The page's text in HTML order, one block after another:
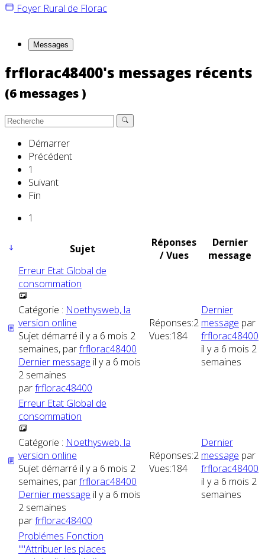
Foyer Rural de Florac
Messages
frflorac48400's messages récents
(6 messages )
Démarrer
Précédent
1
Suivant
Fin
1
Sujet
Réponses
/ Vues
Dernier
message
Erreur Etat Global de
consommation
Catégorie : Noethysweb, la
version online
Sujet démarré il y a 6 mois 2
semaines, parfrflorac48400
Dernier message il y a 6 mois
2 semaines
parfrflorac48400
Réponses:2
Vues:184
Dernier
message par
frflorac48400
il y a 6 mois 2
semaines
Erreur Etat Global de
consommation
Catégorie : Noethysweb, la
version online
Sujet démarré il y a 6 mois 2
semaines, parfrflorac48400
Dernier message il y a 6 mois
2 semaines
parfrflorac48400
Réponses:2
Vues:184
Dernier
message par
frflorac48400
il y a 6 mois 2
semaines
Problémes Fonction
""Attribuer les places